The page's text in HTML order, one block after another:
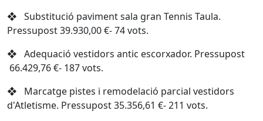
❖ Substitució paviment sala gran Tennis Taula.
Pressupost 39.930,00 €- 74 vots.
❖ Adequació vestidors antic escorxador. Pressupost
66.429,76 €- 187 vots.
❖ Marcatge pistes i remodelació parcial vestidors
d'Atletisme. Pressupost 35.356,61 €- 211 vots.